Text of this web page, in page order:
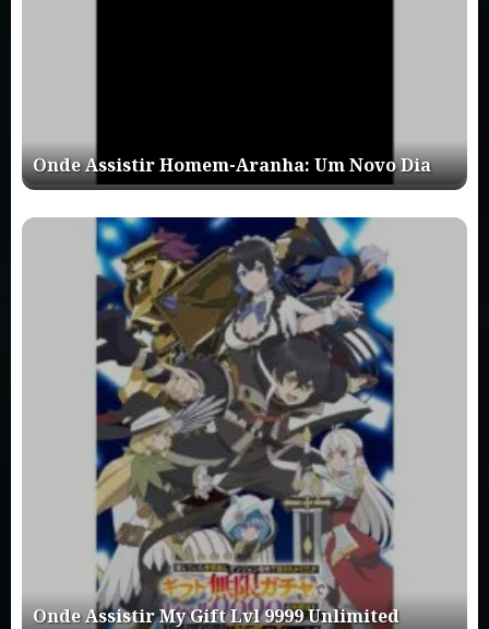
Onde Assistir Homem-Aranha: Um Novo Dia
Onde Assistir My Gift Lvl 9999 Unlimited